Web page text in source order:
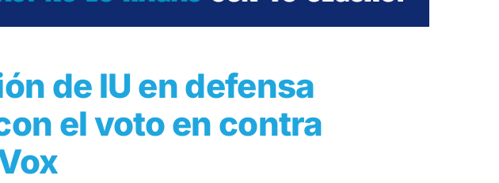
de IU en defensa
el voto en contra